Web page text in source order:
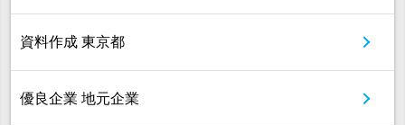
資料作成 東京都
優良企業 地元企業